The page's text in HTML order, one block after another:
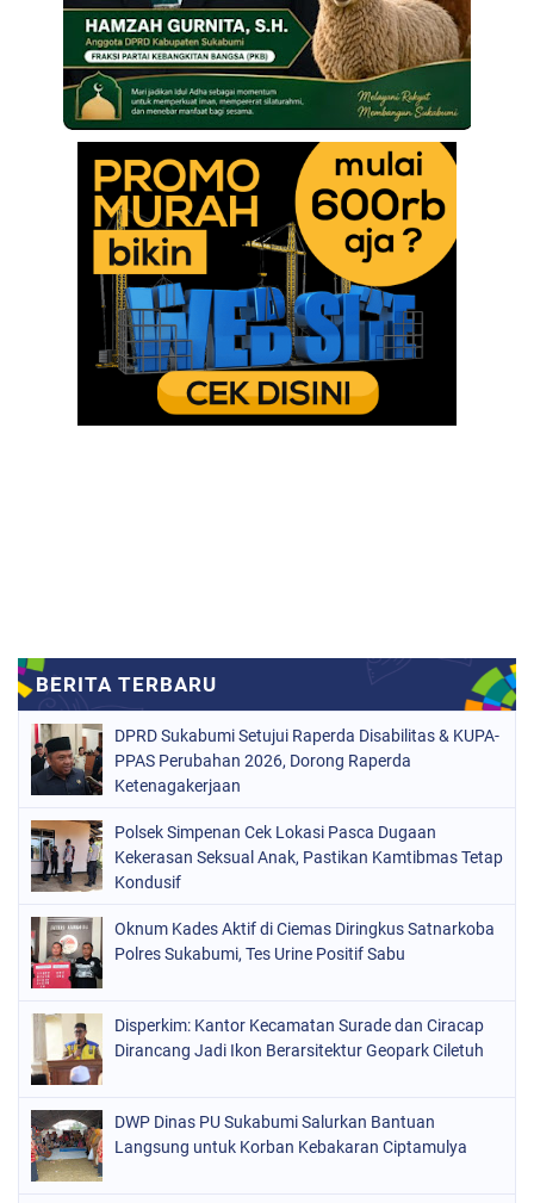
DPRD Sukabumi Setujui Raperda Disabilitas & KUPA-
PPAS Perubahan 2026, Dorong Raperda
Ketenagakerjaan
Polsek Simpenan Cek Lokasi Pasca Dugaan
Kekerasan Seksual Anak, Pastikan Kamtibmas Tetap
Kondusif
Oknum Kades Aktif di Ciemas Diringkus Satnarkoba
Polres Sukabumi, Tes Urine Positif Sabu
Disperkim: Kantor Kecamatan Surade dan Ciracap
Dirancang Jadi Ikon Berarsitektur Geopark Ciletuh
DWP Dinas PU Sukabumi Salurkan Bantuan
Langsung untuk Korban Kebakaran Ciptamulya